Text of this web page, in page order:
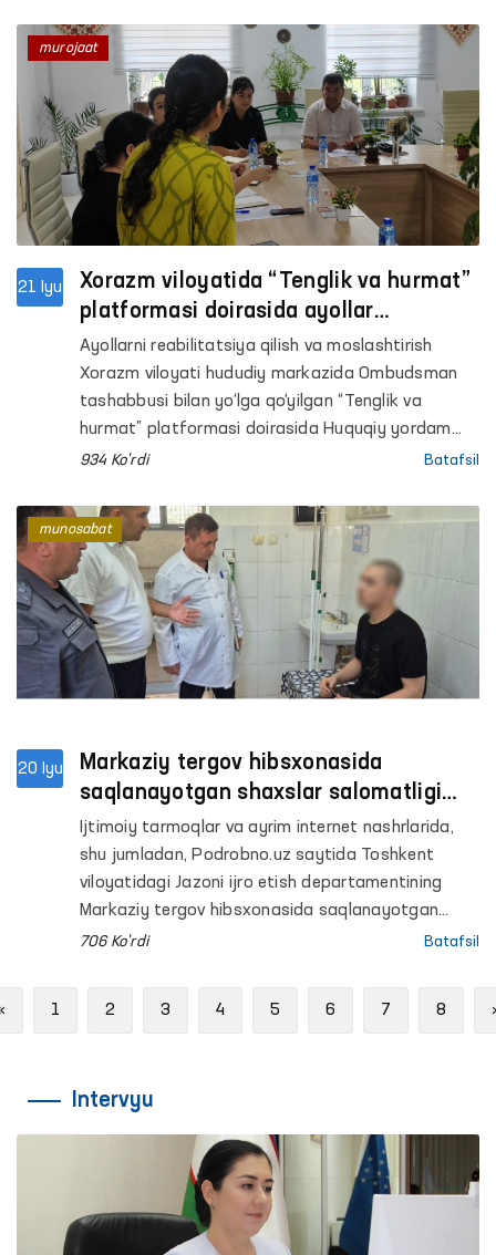
21 Iyu
Xorazm viloyatida “Tenglik va hurmat”
platformasi doirasida ayollar
murojaatlari o‘rganildi va hal etildi
Ayollarni reabilitatsiya qilish va moslashtirish
Xorazm viloyati hududiy markazida Ombudsman
tashabbusi bilan yo‘lga qo‘yilgan “Tenglik va
hurmat” platformasi doirasida Huquqiy yordam
avtobusi tadbiri o‘tkazildi.
934 Ko'rdi Batafsil
murojaat
20 Iyu
Markaziy tergov hibsxonasida
saqlanayotgan shaxslar salomatligi
bilan bog‘liq xabarlar o‘rganildi
Ijtimoiy tarmoqlar va ayrim internet nashrlarida,
shu jumladan, Podrobno.uz saytida Toshkent
viloyatidagi Jazoni ijro etish departamentining
Markaziy tergov hibsxonasida saqlanayotgan
shaxslarning salomatligi bilan bog‘liq holatlar
706 Ko'rdi Batafsil
munosabat
Previous
1 2 3 4 5 6 7 8
Intervyu